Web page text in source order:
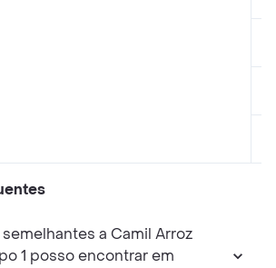
a Camil Arroz
1 posso encontrar em